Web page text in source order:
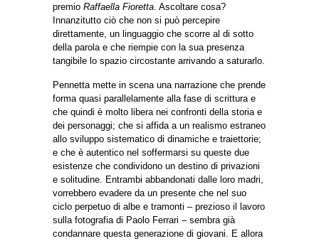
premio Raffaella Fioretta. Ascoltare cosa?
Innanzitutto ciò che non si può percepire
direttamente, un linguaggio che scorre al di sotto
della parola e che riempie con la sua presenza
tangibile lo spazio circostante arrivando a saturarlo.
Pennetta mette in scena una narrazione che prende
forma quasi parallelamente alla fase di scrittura e
che quindi è molto libera nei confronti della storia e
dei personaggi; che si affida a un realismo estraneo
allo sviluppo sistematico di dinamiche e traiettorie;
e che è autentico nel soffermarsi su queste due
esistenze che condividono un destino di privazioni
e solitudine. Entrambi abbandonati dalle loro madri,
vorrebbero evadere da un presente che nel suo
ciclo perpetuo di albe e tramonti – prezioso il lavoro
sulla fotografia di Paolo Ferrari – sembra già
condannare questa generazione di giovani. E allora